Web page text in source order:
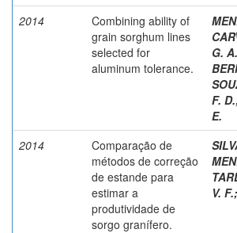
2014
Combining ability of
grain sorghum lines
selected for
aluminum tolerance.
G.
F. D.
E.
2014
Comparação de
métodos de correção
de estande para
estimar a
produtividade de
sorgo granífero.
V. F.;